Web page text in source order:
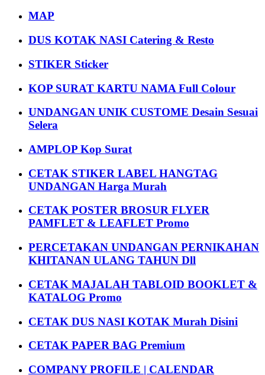
MAP
DUS KOTAK NASI Catering & Resto
STIKER Sticker
KOP SURAT KARTU NAMA Full Colour
UNDANGAN UNIK CUSTOME Desain Sesuai
Selera
AMPLOP Kop Surat
CETAK STIKER LABEL HANGTAG
UNDANGAN Harga Murah
CETAK POSTER BROSUR FLYER
PAMFLET & LEAFLET Promo
PERCETAKAN UNDANGAN PERNIKAHAN
KHITANAN ULANG TAHUN Dll
CETAK MAJALAH TABLOID BOOKLET &
KATALOG Promo
CETAK DUS NASI KOTAK Murah Disini
CETAK PAPER BAG Premium
COMPANY PROFILE | CALENDAR